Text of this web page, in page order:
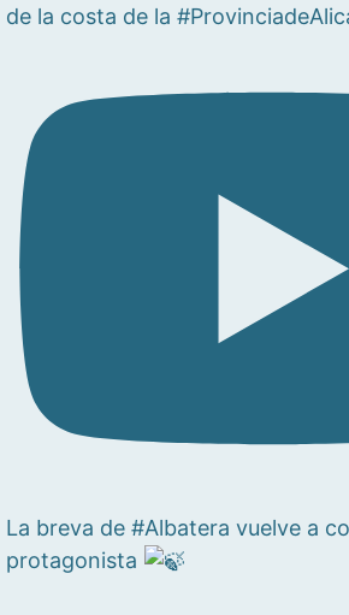
de la costa de la
La breva de #Albatera vuelve a
protagonista